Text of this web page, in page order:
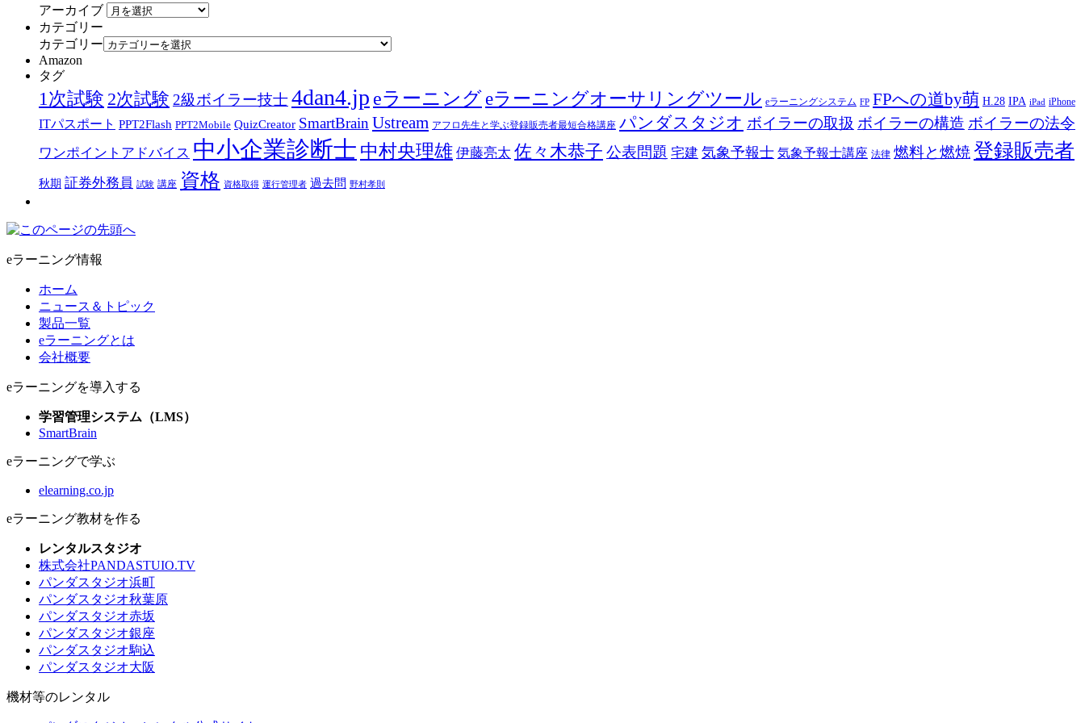
アーカイブ
カテゴリー
カテゴリー
Amazon
タグ
1次試験 2次試験 2級ボイラー技士4dan4.jp eラーニング eラーニングオーサリングツール eラーニングシステム FP FPへの道by萌 H.28 IPA iPad iPhone
ITパスポート PPT2Flash PPT2Mobile QuizCreator SmartBrain Ustream アフロ先生と学ぶ登録販売者最短合格講座 パンダスタジオ ボイラーの取扱 ボイラーの構造 ボイラーの法令
ワンポイントアドバイス 中小企業診断士 中村央理雄 伊藤亮太 佐々木恭子 公表問題 宅建 気象予報士 気象予報士講座 法律 燃料と燃焼 登録販売者
秋期 証券外務員 試験 講座 資格 資格取得 運行管理者 過去問 野村孝則
eラーニング情報
ホーム
ニュース＆トピック
製品一覧
eラーニングとは
会社概要
eラーニングを導入する
学習管理システム（LMS）
SmartBrain
eラーニングで学ぶ
elearning.co.jp
eラーニング教材を作る
レンタルスタジオ
株式会社PANDASTUIO.TV
パンダスタジオ浜町
パンダスタジオ秋葉原
パンダスタジオ赤坂
パンダスタジオ銀座
パンダスタジオ駒込
パンダスタジオ大阪
機材等のレンタル